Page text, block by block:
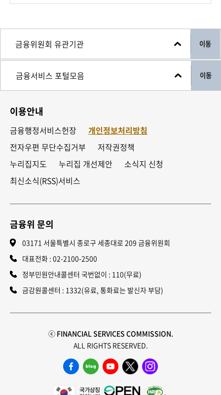
이동
이동
이용안내
금융행정서비스헌장
개인정보처리방침
전자우편 무단수집거부
저작권정책
누리집지도
누리집 개선제안
소식지 신청
최신소식(RSS)서비스
금융위 문의
03171 서울특별시 종로구 세종대로 209 금융위원회
대표전화 : 02-2100-2500
정부민원안내콜센터 국번없이 : 110(무료)
금감원콜센터 : 1332(유료, 통화료는 발신자 부담)
ⓒ FINANCIAL SERVICES COMMISSION.
ALL RIGHTS RESERVED.